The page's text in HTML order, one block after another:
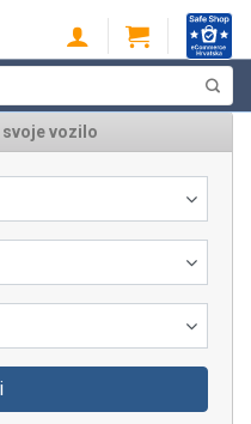
vozilo